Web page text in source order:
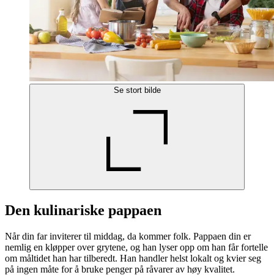
Se stort bilde
Den kulinariske pappaen
Når din far inviterer til middag, da kommer folk. Pappaen din er
nemlig en kløpper over grytene, og han lyser opp om han får fortelle
om måltidet han har tilberedt. Han handler helst lokalt og kvier seg
på ingen måte for å bruke penger på råvarer av høy kvalitet.